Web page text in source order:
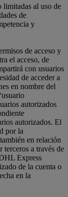
al uso de
de
y
de acceso y
el acceso, de
con usuarios
de acceder a
en nombre del
autorizados
autorizados. El
por la
en relación
terceros a través de
Express
de la cuenta o
en la